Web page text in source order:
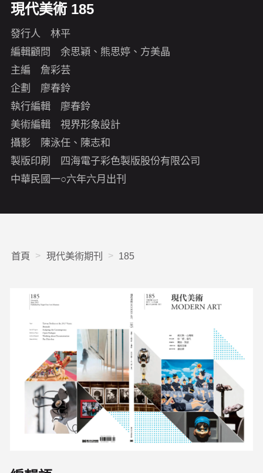
現代美術 185
發行人 林平
編輯顧問 余思穎、熊思婷、方美晶
主編 詹彩芸
企劃 廖春鈴
執行編輯 廖春鈴
美術編輯 視界形象設計
攝影 陳泳任、陳志和
製版印刷 四海電子彩色製版股份有限公司
中華民國一○六年六月出刊
首頁 現代美術期刊 185